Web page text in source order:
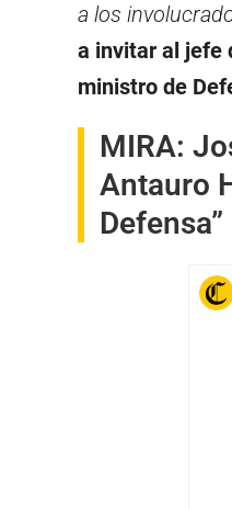
a los
a invitar al jefe
ministro de
MIRA:
Antauro
Defensa”